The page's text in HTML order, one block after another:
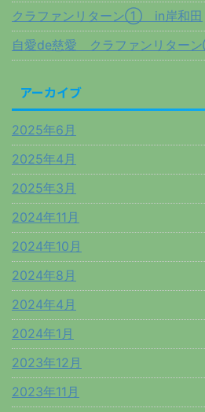
クラファンリターン① in岸和田
自愛de慈愛 クラファンリター
アーカイブ
2025年6月
2025年4月
2025年3月
2024年11月
2024年10月
2024年8月
2024年4月
2024年1月
2023年12月
2023年11月